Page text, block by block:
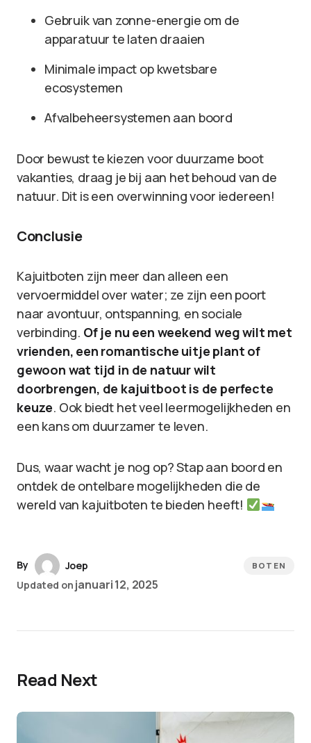
Gebruik van zonne-energie om de
apparatuur te laten draaien
Minimale impact op kwetsbare
ecosystemen
Afvalbeheersystemen aan boord
Door bewust te kiezen voor duurzame boot
vakanties, draag je bij aan het behoud van de
natuur. Dit is een overwinning voor iedereen!
Conclusie
Kajuitboten zijn meer dan alleen een
vervoermiddel over water; ze zijn een poort
naar avontuur, ontspanning, en sociale
verbinding. Of je nu een weekend weg wilt met
vrienden, een romantische uitje plant of
gewoon wat tijd in de natuur wilt
doorbrengen, de kajuitboot is de perfecte
keuze. Ook biedt het veel leermogelijkheden en
een kans om duurzamer te leven.
Dus, waar wacht je nog op? Stap aan boord en
ontdek de ontelbare mogelijkheden die de
wereld van kajuitboten te bieden heeft!
By
Joep
Updated on januari 12, 2025
BOTEN
Read Next